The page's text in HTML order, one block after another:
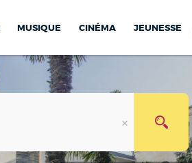
MUSIQUE CINÉMA JEUNESSE